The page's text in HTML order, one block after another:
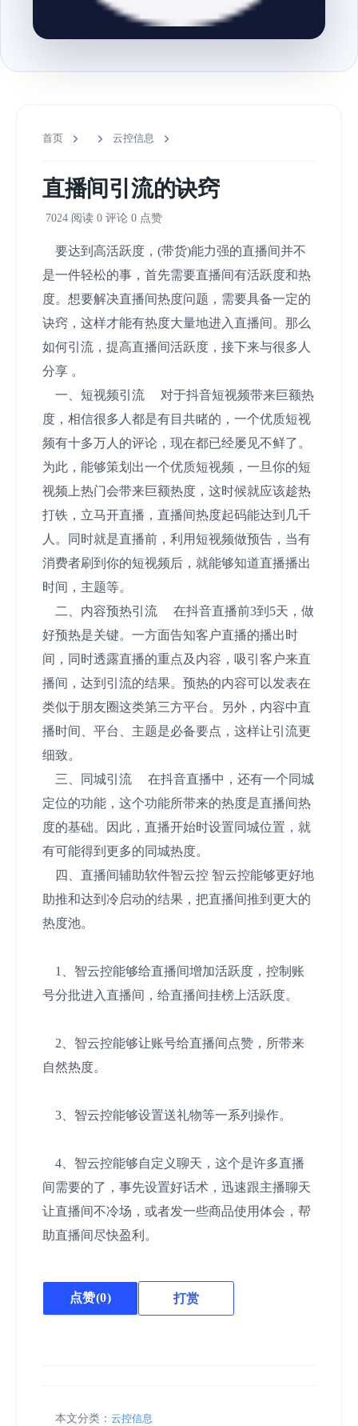
首页 云控信息
直播间引流的诀窍
7024 阅读 0 评论 0 点赞
要达到高活跃度，(带货)能力强的直播间并不
是一件轻松的事，首先需要直播间有活跃度和热
度。想要解决直播间热度问题，需要具备一定的
诀窍，这样才能有热度大量地进入直播间。那么
如何引流，提高直播间活跃度，接下来与很多人
分享 。
一、短视频引流 对于抖音短视频带来巨额热
度，相信很多人都是有目共睹的，一个优质短视
频有十多万人的评论，现在都已经屡见不鲜了。
为此，能够策划出一个优质短视频，一旦你的短
视频上热门会带来巨额热度，这时候就应该趁热
打铁，立马开直播，直播间热度起码能达到几千
人。同时就是直播前，利用短视频做预告，当有
消费者刷到你的短视频后，就能够知道直播播出
时间，主题等。
二、内容预热引流 在抖音直播前3到5天，做
好预热是关键。一方面告知客户直播的播出时
间，同时透露直播的重点及内容，吸引客户来直
播间，达到引流的结果。预热的内容可以发表在
类似于朋友圈这类第三方平台。另外，内容中直
播时间、平台、主题是必备要点，这样让引流更
细致。
三、同城引流 在抖音直播中，还有一个同城
定位的功能，这个功能所带来的热度是直播间热
度的基础。因此，直播开始时设置同城位置，就
有可能得到更多的同城热度。
四、直播间辅助软件智云控 智云控能够更好地
助推和达到冷启动的结果，把直播间推到更大的
热度池。
1、智云控能够给直播间增加活跃度，控制账
号分批进入直播间，给直播间挂榜上活跃度。
2、智云控能够让账号给直播间点赞，所带来
自然热度。
3、智云控能够设置送礼物等一系列操作。
4、智云控能够自定义聊天，这个是许多直播
间需要的了，事先设置好话术，迅速跟主播聊天
让直播间不冷场，或者发一些商品使用体会，帮
助直播间尽快盈利。
点赞(0) 打赏
本文分类： 云控信息